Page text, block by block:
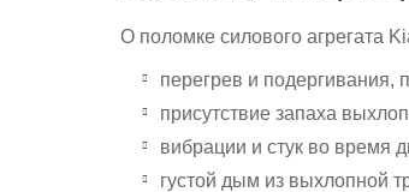
О поломке силового агрегата
перегрев и подергивания,
присутствие запаха
вибрации и стук во время
густой дым из выхлопной